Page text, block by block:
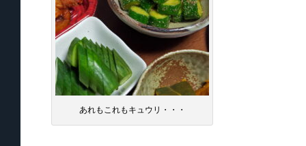
あれもこれもキュウリ・・・